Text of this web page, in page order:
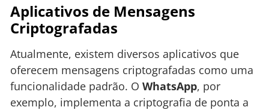
Aplicativos de Mensagens
Criptografadas
Atualmente, existem diversos aplicativos que
oferecem mensagens criptografadas como uma
funcionalidade padrão. O WhatsApp, por
exemplo, implementa a criptografia de ponta a